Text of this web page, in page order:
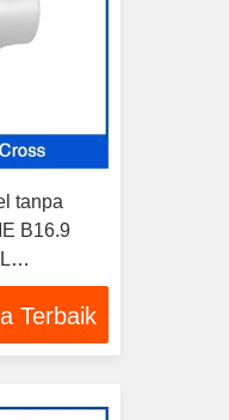
tanpa
B16.9
pipa
Terbaik